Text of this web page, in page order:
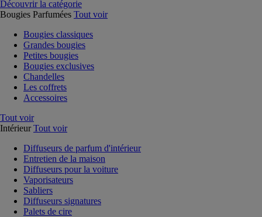
Découvrir la catégorie
Bougies Parfumées Tout voir
Bougies classiques
Grandes bougies
Petites bougies
Bougies exclusives
Chandelles
Les coffrets
Accessoires
Tout voir
Intérieur Tout voir
Diffuseurs de parfum d'intérieur
Entretien de la maison
Diffuseurs pour la voiture
Vaporisateurs
Sabliers
Diffuseurs signatures
Palets de cire